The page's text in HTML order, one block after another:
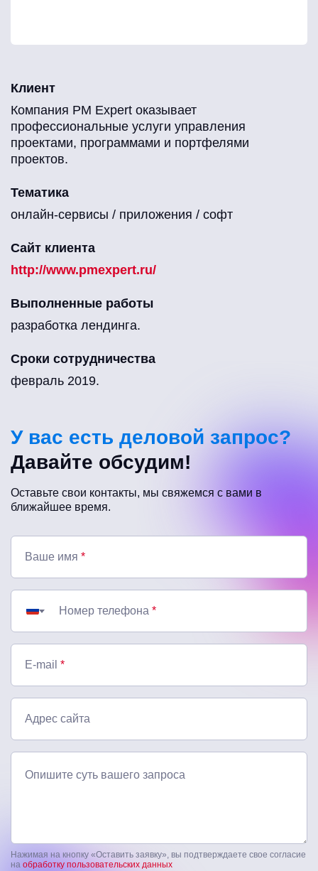
Клиент
Компания PM Expert оказывает
профессиональные услуги управления
проектами, программами и портфелями
проектов.
Тематика
онлайн-сервисы / приложения / софт
Сайт клиента
http://www.pmexpert.ru/
Выполненные работы
разработка лендинга.
Сроки сотрудничества
февраль 2019.
У вас есть деловой запрос?
Давайте обсудим!
Оставьте свои контакты, мы свяжемся с вами в
ближайшее время.
Ваше имя *
Номер телефона *
E-mail *
Адрес сайта
Опишите суть вашего запроса
Нажимая на кнопку «Оставить заявку», вы подтверждаете свое согласие
на обработку пользовательских данных